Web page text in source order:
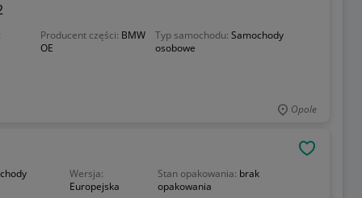
Producent części: BMW
OE
Typ samochodu: Samochody
osobowe
Opole
Wersja:
Europejska
Stan opakowania: brak
opakowania